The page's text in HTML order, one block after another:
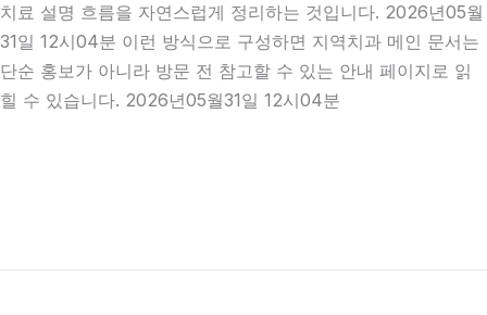
치료 설명 흐름을 자연스럽게 정리하는 것입니다. 2026년05월
31일 12시04분 이런 방식으로 구성하면 지역치과 메인 문서는
단순 홍보가 아니라 방문 전 참고할 수 있는 안내 페이지로 읽
힐 수 있습니다. 2026년05월31일 12시04분